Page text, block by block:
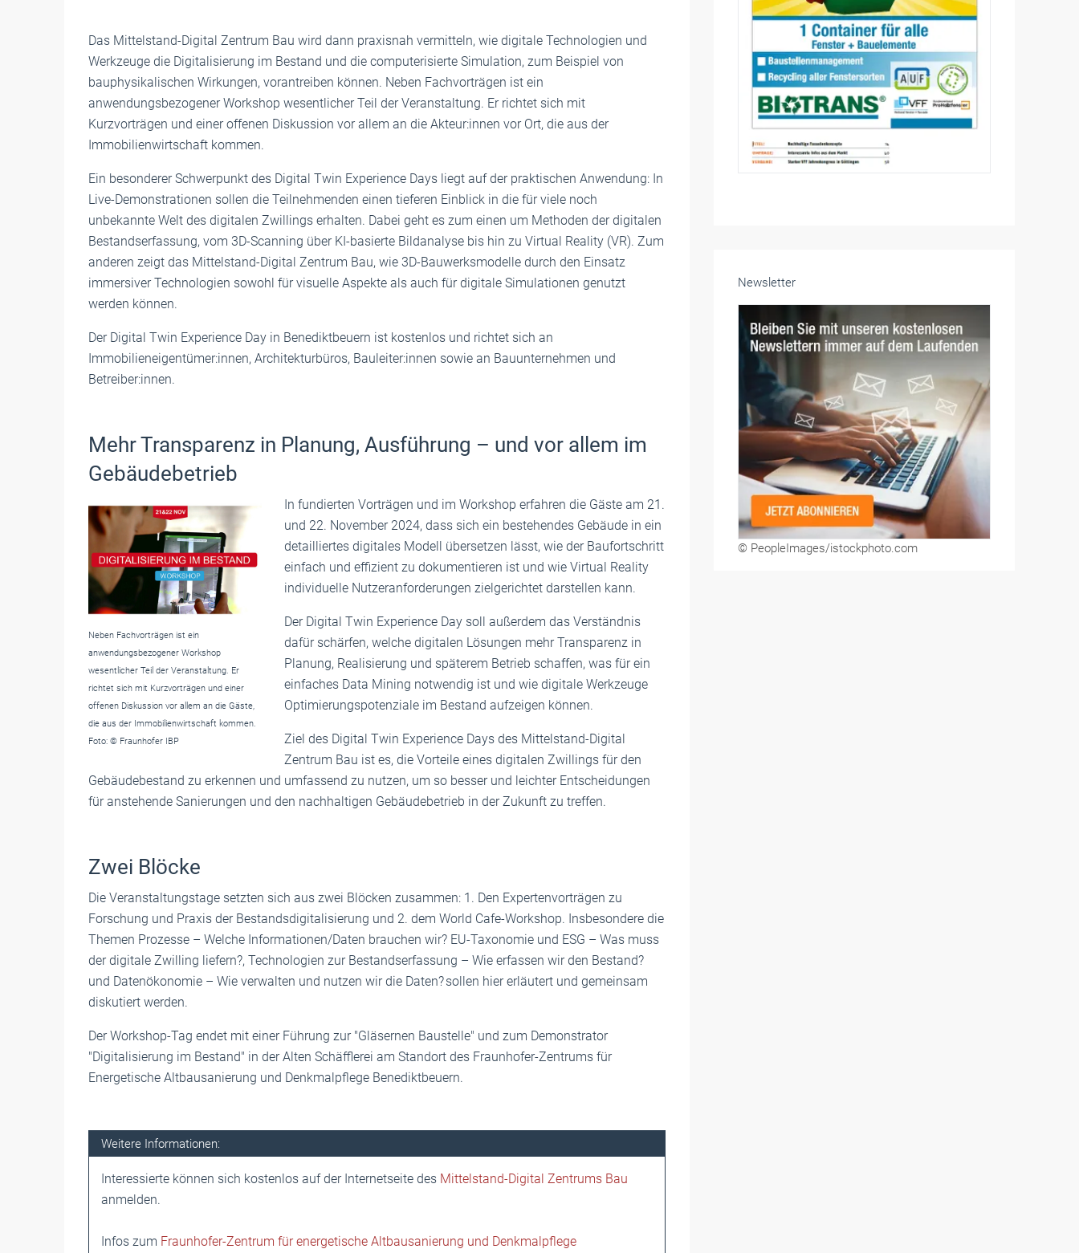
Das Mittelstand-Digital Zentrum Bau wird dann praxisnah vermitteln, wie digitale Technologien und
Werkzeuge die Digitalisierung im Bestand und die computerisierte Simulation, zum Beispiel von
bauphysikalischen Wirkungen, vorantreiben können. Neben Fachvorträgen ist ein
anwendungsbezogener Workshop wesentlicher Teil der Veranstaltung. Er richtet sich mit
Kurzvorträgen und einer offenen Diskussion vor allem an die Akteur:innen vor Ort, die aus der
Immobilienwirtschaft kommen.
Ein besonderer Schwerpunkt des Digital Twin Experience Days liegt auf der praktischen Anwendung: In
Live-Demonstrationen sollen die Teilnehmenden einen tieferen Einblick in die für viele noch
unbekannte Welt des digitalen Zwillings erhalten. Dabei geht es zum einen um Methoden der digitalen
Bestandserfassung, vom 3D-Scanning über KI-basierte Bildanalyse bis hin zu Virtual Reality (VR). Zum
anderen zeigt das Mittelstand-Digital Zentrum Bau, wie 3D-Bauwerksmodelle durch den Einsatz
immersiver Technologien sowohl für visuelle Aspekte als auch für digitale Simulationen genutzt
werden können.
Der Digital Twin Experience Day in Benediktbeuern ist kostenlos und richtet sich an
Immobilieneigentümer:innen, Architekturbüros, Bauleiter:innen sowie an Bauunternehmen und
Betreiber:innen.
Mehr Transparenz in Planung, Ausführung – und vor allem im
Gebäudebetrieb
Neben Fachvorträgen ist ein
anwendungsbezogener Workshop
wesentlicher Teil der Veranstaltung. Er
richtet sich mit Kurzvorträgen und einer
offenen Diskussion vor allem an die Gäste,
die aus der Immobilienwirtschaft kommen.
Foto: © Fraunhofer IBP
In fundierten Vorträgen und im Workshop erfahren die Gäste am 21.
und 22. November 2024, dass sich ein bestehendes Gebäude in ein
detailliertes digitales Modell übersetzen lässt, wie der Baufortschritt
einfach und effizient zu dokumentieren ist und wie Virtual Reality
individuelle Nutzeranforderungen zielgerichtet darstellen kann.
Der Digital Twin Experience Day soll außerdem das Verständnis
dafür schärfen, welche digitalen Lösungen mehr Transparenz in
Planung, Realisierung und späterem Betrieb schaffen, was für ein
einfaches Data Mining notwendig ist und wie digitale Werkzeuge
Optimierungspotenziale im Bestand aufzeigen können.
Ziel des Digital Twin Experience Days des Mittelstand-Digital
Zentrum Bau ist es, die Vorteile eines digitalen Zwillings für den
Gebäudebestand zu erkennen und umfassend zu nutzen, um so besser und leichter Entscheidungen
für anstehende Sanierungen und den nachhaltigen Gebäudebetrieb in der Zukunft zu treffen.
Zwei Blöcke
Die Veranstaltungstage setzten sich aus zwei Blöcken zusammen: 1. Den Expertenvorträgen zu
Forschung und Praxis der Bestandsdigitalisierung und 2. dem World Cafe-Workshop. Insbesondere die
Themen Prozesse – Welche Informationen/Daten brauchen wir? EU-Taxonomie und ESG – Was muss
der digitale Zwilling liefern?, Technologien zur Bestandserfassung – Wie erfassen wir den Bestand?
und Datenökonomie – Wie verwalten und nutzen wir die Daten? sollen hier erläutert und gemeinsam
diskutiert werden.
Der Workshop-Tag endet mit einer Führung zur "Gläsernen Baustelle" und zum Demonstrator
"Digitalisierung im Bestand" in der Alten Schäfflerei am Standort des Fraunhofer-Zentrums für
Energetische Altbausanierung und Denkmalpflege Benediktbeuern.
Weitere Informationen:
Interessierte können sich kostenlos auf der Internetseite des Mittelstand-Digital Zentrums Bau
anmelden.
Infos zum Fraunhofer-Zentrum für energetische Altbausanierung und Denkmalpflege
Newsletter
© PeopleImages/istockphoto.com